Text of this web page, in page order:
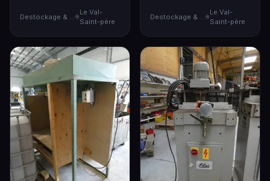
Le Val-
Saint-père
Le Val-
Saint-père